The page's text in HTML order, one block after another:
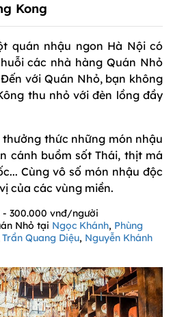
Kong
quán nhậu ngon Hà Nội có
các nhà hàng Quán Nhỏ
với Quán Nhỏ, bạn không
thu nhỏ với đèn lồng đầy
thức những món nhậu
cánh buồm sốt Thái, thịt má
Cùng vô số món nhậu độc
của các vùng miền.
- 300.000 vnđ/người
Nhỏ tại Ngọc Khánh, Phùng
Trần Quang Diệu, Nguyễn Khánh